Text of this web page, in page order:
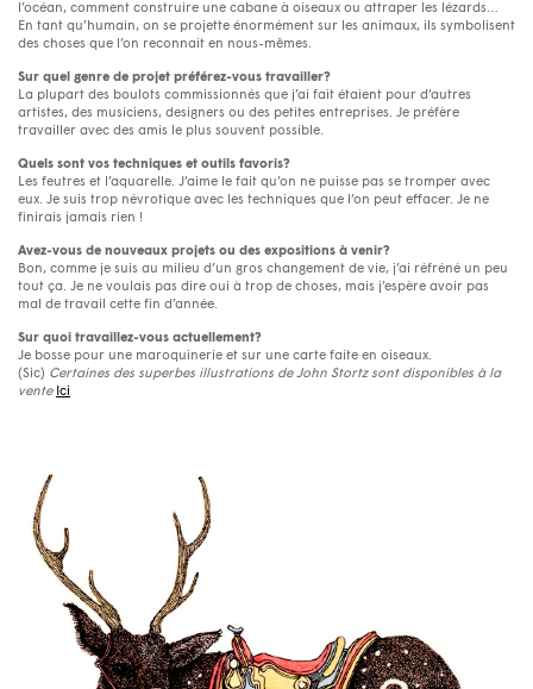
l’océan, comment construire une cabane à oiseaux ou attraper les lézards…
En tant qu’humain, on se projette énormément sur les animaux, ils symbolisent
des choses que l’on reconnait en nous-mêmes.
Sur quel genre de projet préférez-vous travailler?
La plupart des boulots commissionnés que j’ai fait étaient pour d’autres
artistes, des musiciens, designers ou des petites entreprises. Je préfère
travailler avec des amis le plus souvent possible.
Quels sont vos techniques et outils favoris?
Les feutres et l’aquarelle. J’aime le fait qu’on ne puisse pas se tromper avec
eux. Je suis trop névrotique avec les techniques que l’on peut effacer. Je ne
finirais jamais rien !
Avez-vous de nouveaux projets ou des expositions à venir?
Bon, comme je suis au milieu d’un gros changement de vie, j’ai réfréné un peu
tout ça. Je ne voulais pas dire oui à trop de choses, mais j’espère avoir pas
mal de travail cette fin d’année.
Sur quoi travaillez-vous actuellement?
Je bosse pour une maroquinerie et sur une carte faite en oiseaux.
(Sic) Certaines des superbes illustrations de John Stortz sont disponibles à la
vente Ici